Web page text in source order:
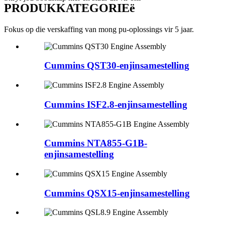
PRODUKKATEGORIEë
Fokus op die verskaffing van mong pu-oplossings vir 5 jaar.
Cummins QST30-enjinsamestelling
Cummins ISF2.8-enjinsamestelling
Cummins NTA855-G1B-
enjinsamestelling
Cummins QSX15-enjinsamestelling